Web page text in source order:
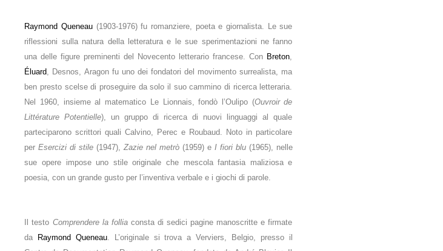
Raymond Queneau (1903-1976) fu romanziere, poeta e giornalista. Le sue
riflessioni sulla natura della letteratura e le sue sperimentazioni ne fanno
una delle figure preminenti del Novecento letterario francese. Con Breton
Éluard , Desnos, Aragon fu uno dei fondatori del movimento surrealista, ma
ben presto scelse di proseguire da solo il suo cammino di ricerca letteraria.
Nel 1960, insieme al matematico Le Lionnais, fondò l’Oulipo (Ouvroir de
Littérature Potentielle), un gruppo di ricerca di nuovi linguaggi al quale
parteciparono scrittori quali Calvino, Perec e Roubaud. Noto in particolare
perEsercizi di stile (1947),Zazie nel metrò(1959) e I fiori blu(1965), nelle
sue opere impose uno stile originale che mescola fantasia maliziosa e
poesia, con un grande gusto per l’inventiva verbale e i giochi di parole.
Il testo Comprendere la folliaconsta di sedici pagine manoscritte e firmate
da Raymond Queneau. L’originale si trova a Verviers, Belgio, presso il